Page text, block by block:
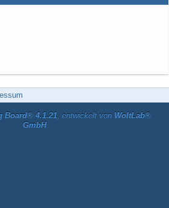
Board® 4.1.21, entwickelt von WoltLab®
GmbH